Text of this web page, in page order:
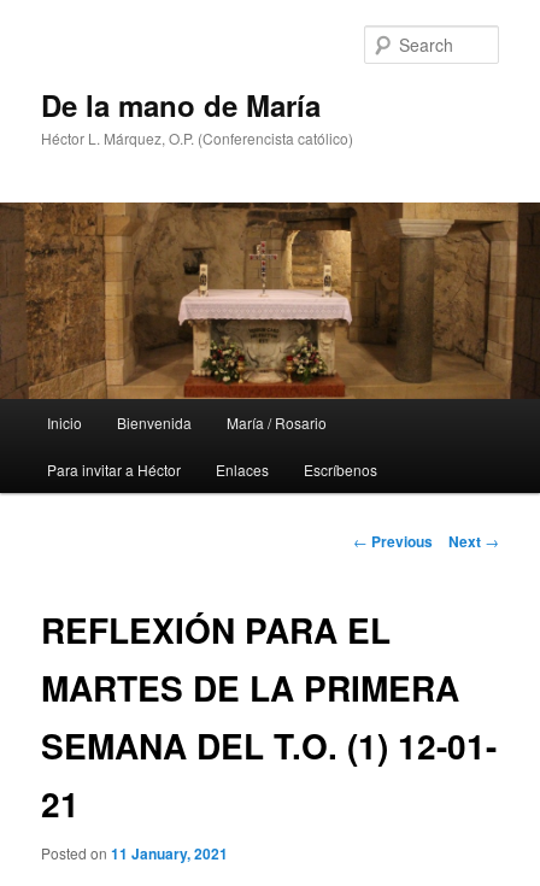
De la mano de María
Héctor L. Márquez, O.P. (Conferencista católico)
Inicio Bienvenida María / Rosario
Para invitar a Héctor Enlaces Escríbenos
Post
← Previous Next →
REFLEXIÓN PARA EL
MARTES DE LA PRIMERA
SEMANA DEL T.O. (1) 12-01-
21
Posted on11 January, 2021